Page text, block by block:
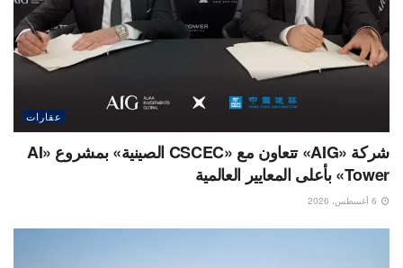
عقارات
شركة «AIG» تتعاون مع «CSCEC الصينية» بمشروع «AI
Tower» بأعلى المعايير العالمية